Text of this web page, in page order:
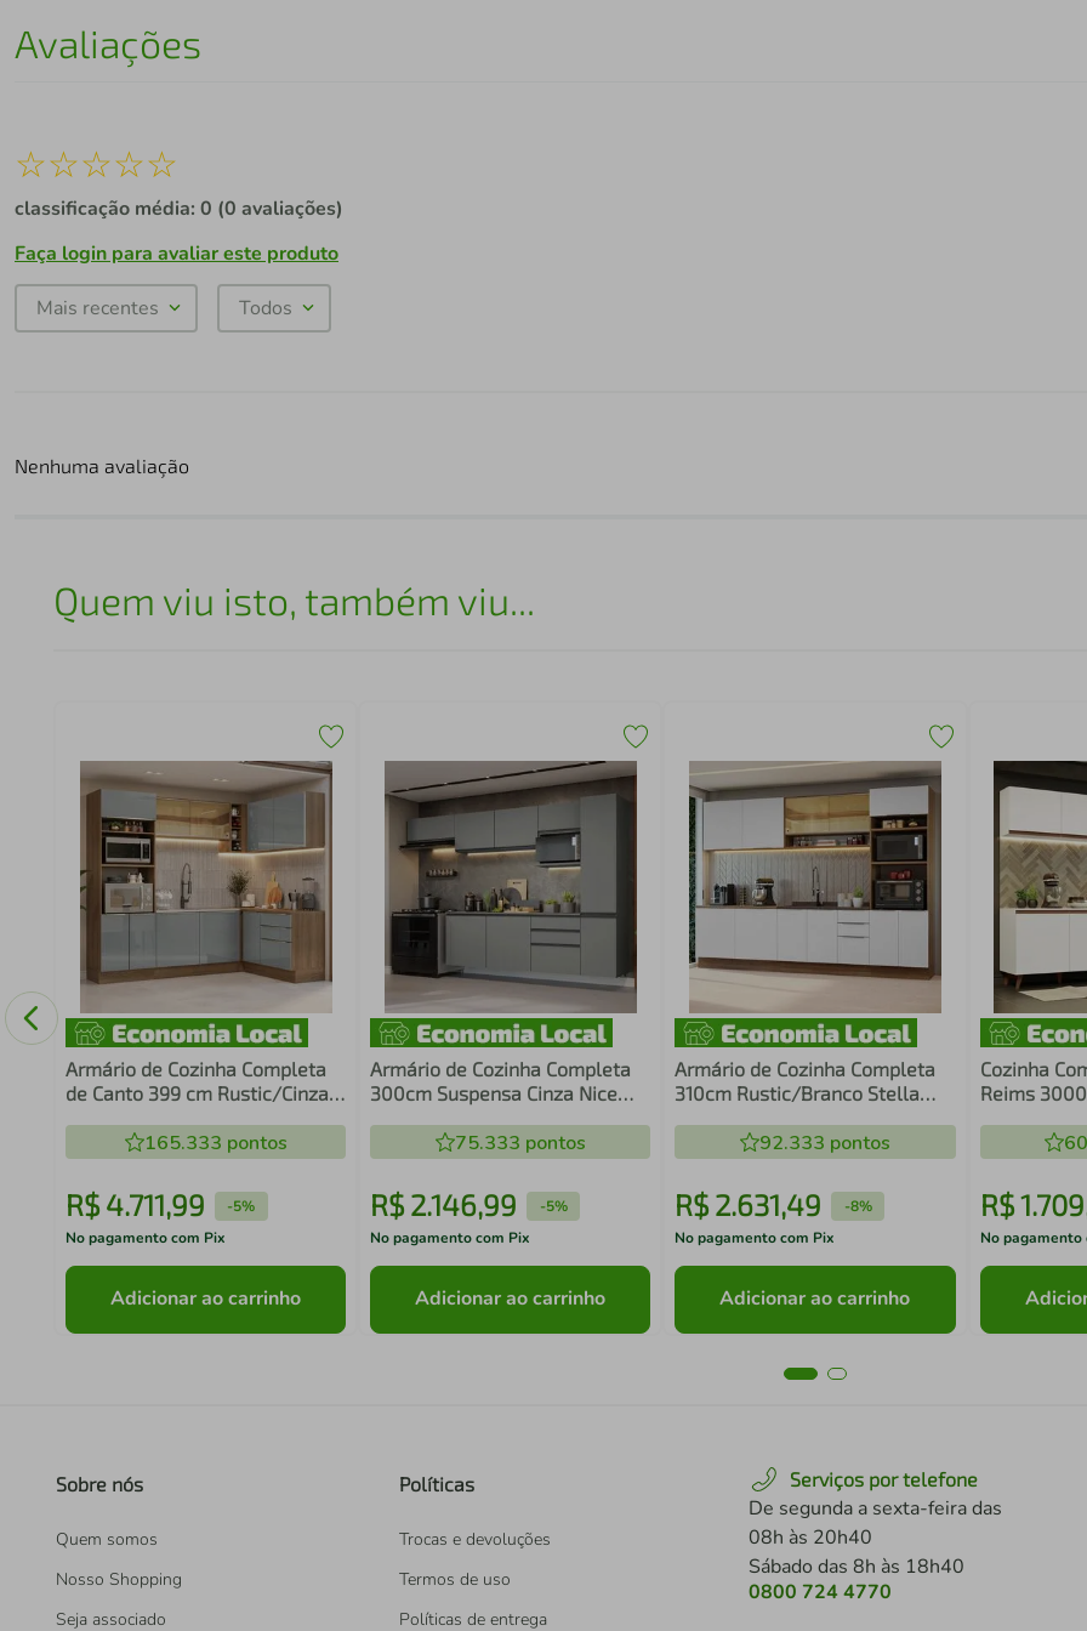
Avaliações
☆☆☆☆☆
classificação média: 0 (0 avaliações)
Faça login para avaliar este produto
Mais recentes Todos
Nenhuma avaliação
Quem viu isto, também viu...
Armário de Cozinha Completa
de Canto 399 cm Rustic/Cinza
165.333 pontos
R$ 4.711,99 -5%
No pagamento com Pix
Adicionar ao carrinho
Armário de Cozinha Completa
300cm Suspensa Cinza Nice
75.333 pontos
R$ 2.146,99 -5%
No pagamento com Pix
Adicionar ao carrinho
Armário de Cozinha Completa
310cm Rustic/Branco Stella
92.333 pontos
R$2.631,49 -8%
No pagamento com Pix
Adicionar ao carrinho
Cozinha
Reims
R$1.709
No pagamento
Sobre nós
Quem somos
Nosso Shopping
Seja associado
Políticas
Trocas e devoluções
Termos de uso
Políticas de entrega
Serviços por telefone
De segunda a sexta-feira das
08h às 20h40
Sábado das 8h às 18h40
0800 724 4770